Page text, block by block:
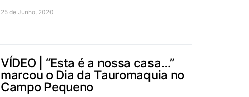
25 de Junho, 2020
VÍDEO | “Esta é a nossa casa…”
marcou o Dia da Tauromaquia no
Campo Pequeno